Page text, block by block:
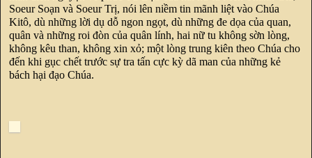
Soeur Soạn và Soeur Trị, nói lên niềm tin mãnh liệt vào Chúa
Kitô, dù những lời dụ dỗ ngon ngọt, dù những đe dọa của quan,
quân và những roi đòn của quân lính, hai nữ tu không sờn lòng,
không kêu than, không xin xỏ; một lòng trung kiên theo Chúa cho
đến khi gục chết trước sự tra tấn cực kỳ dã man của những kẻ
bách hại đạo Chúa.